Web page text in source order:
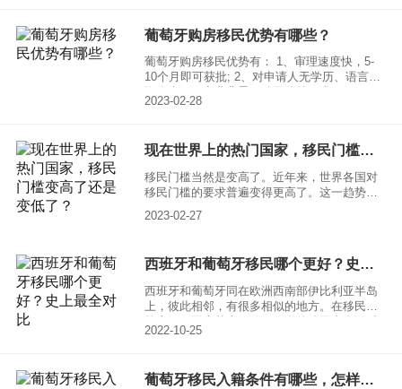
排名第二。
葡萄牙购房移民优势有哪些？
葡萄牙购房移民优势有： 1、审理速度快，5-
10个月即可获批; 2、对申请人无学历、语言、
2023-02-28
现在世界上的热门国家，移民门槛变高了还是变低了？
移民门槛当然是变高了。近年来，世界各国对
移民门槛的要求普遍变得更高了。这一趋势是
全问题，加强了对移民政策的监管和管理。
2023-02-27
西班牙和葡萄牙移民哪个更好？史上最全对比
西班牙和葡萄牙同在欧洲西南部伊比利亚半岛
上，彼此相邻，有很多相似的地方。在移民政
这两个国家时难免会想西班牙和葡萄牙移民哪
2022-10-25
葡萄牙移民入籍条件有哪些，怎样才能快速移民葡萄牙？